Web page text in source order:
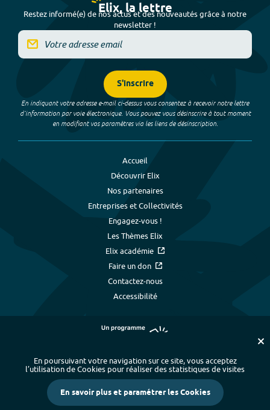
Elix, la lettre
Restez informé(e) de nos actus et des nouveautés grâce à notre
newsletter !
S'inscrire
En indiquant votre adresse e-mail ci-dessus vous consentez à recevoir notre lettre
d’information par voie électronique. Vous pouvez vous désinscrire à tout moment
en modifiant vos paramètres via les liens de désinscription.
Accueil
Découvrir Elix
Nos partenaires
Entreprises et Collectivités
Engagez-vous !
Les Thèmes Elix
Elix académie
Faire un don
Contactez-nous
Accessibilité
Plan du site - Index alphabétique
-
Mentions légales et données personnelles
- Paramétrer les cookies
Crédits
En poursuivant votre navigation sur ce site, vous acceptez
l’utilisation de Cookies pour réaliser des statistiques de visites
En savoir plus et paramétrer les Cookies